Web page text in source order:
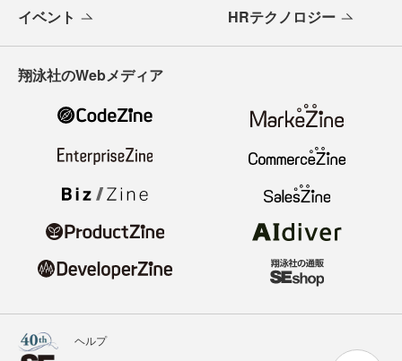
イベント HRテクノロジー
翔泳社のWebメディア
ヘルプ